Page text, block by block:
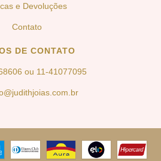
e Devoluções
Contato
DE CONTATO
ou 11-41077095